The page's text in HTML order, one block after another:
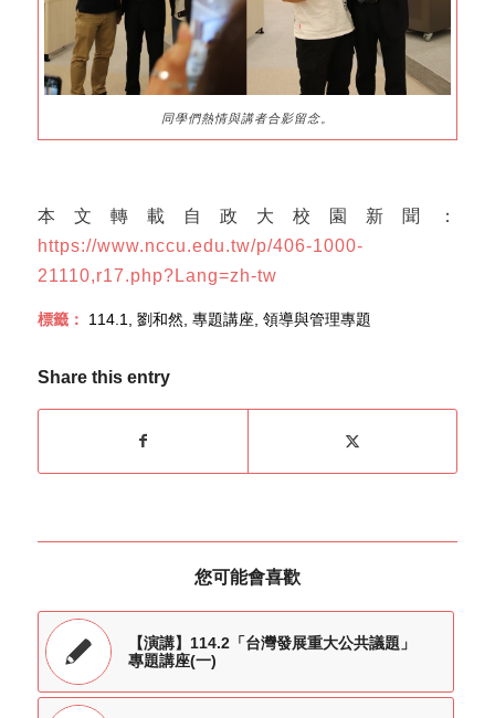
同學們熱情與講者合影留念。
本文轉載自政大校園新聞：
https://www.nccu.edu.tw/p/406-1000-
21110,r17.php?Lang=zh-tw
標籤： 114.1, 劉和然, 專題講座, 領導與管理專題
Share this entry
您可能會喜歡
【演講】114.2「台灣發展重大公共議題」
專題講座(一)